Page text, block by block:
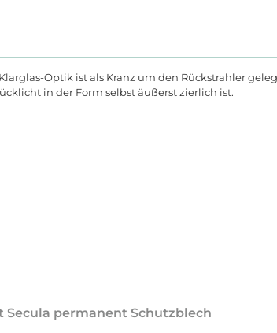
Optik ist als Kranz um den Rückstrahler
in der Form selbst äußerst zierlich ist.
permanent Schutzblech